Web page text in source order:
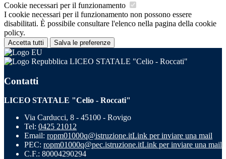
Cookie necessari per il funzionamento
I cookie necessari per il funzionamento non possono essere
disabilitati. È possibile consultare l'elenco nella pagina della cookie
policy.
Accetta tutti Salva le preferenze
LICEO STATALE "Celio - Roccati"
Contatti
LICEO STATALE "Celio - Roccati"
Via Carducci, 8 - 45100 - Rovigo
Tel: 0425 21012
Email: ropm01000q@istruzione.itLink per inviare una mail
PEC: ropm01000q@pec.istruzione.itLink per inviare una mail
C.F.: 80004290294